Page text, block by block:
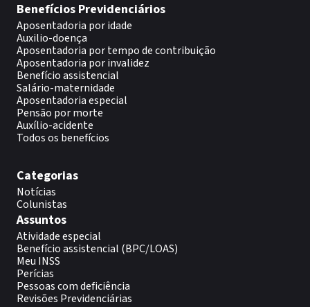
Benefícios Previdenciários
Aposentadoria por idade
Auxilio-doença
Aposentadoria por tempo de contribuição
Aposentadoria por invalidez
Benefício assistencial
Salário-maternidade
Aposentadoria especial
Pensão por morte
Auxílio-acidente
Todos os benefícios
Categorias
Notícias
Colunistas
Assuntos
Atividade especial
Benefício assistencial (BPC/LOAS)
Meu INSS
Perícias
Pessoas com deficiência
Revisões Previdenciárias